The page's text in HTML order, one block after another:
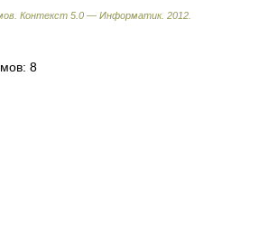
Контекст 5.0 — Информатик. 2012
8